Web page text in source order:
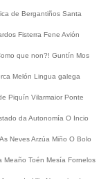
de Bergantiños Santa
Fisterra Fene Avión
que non?! Guntín Mos
Melón Lingua galega
Piquín Vilarmaior Ponte
da Autonomía O Incio
As NevesArzúa Miño O Bolo
Meaño Toén Mesía Fornelos